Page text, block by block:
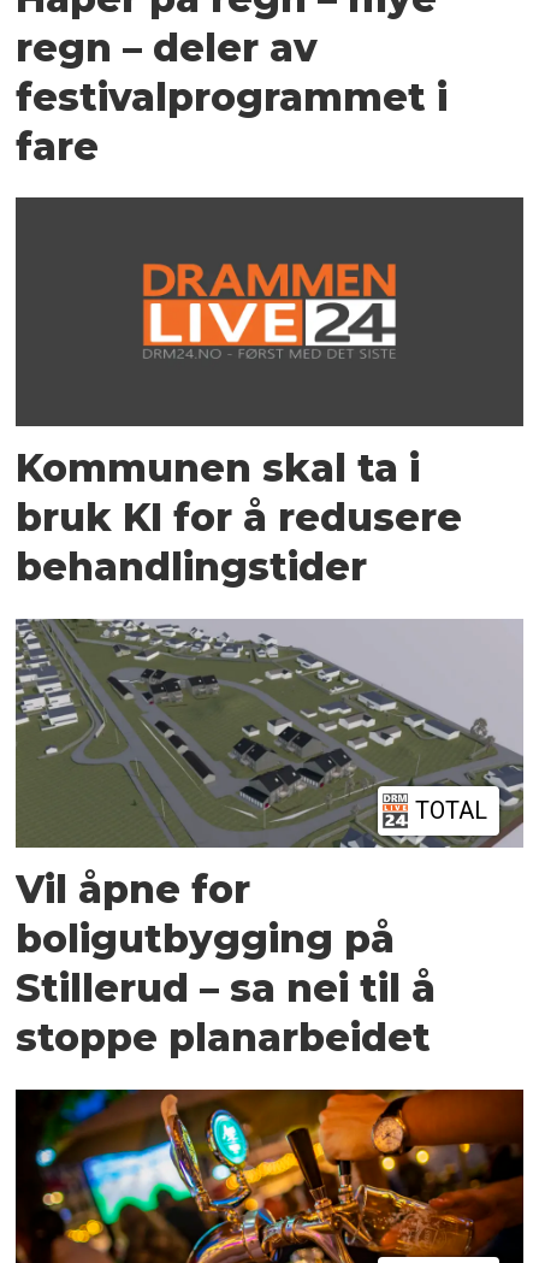
regn – deler av
festivalprogrammet i
fare
Kommunen skal ta i
bruk KI for å redusere
behandlingstider
TOTAL
Vil åpne for
boligutbygging på
Stillerud – sa nei til å
stoppe planarbeidet